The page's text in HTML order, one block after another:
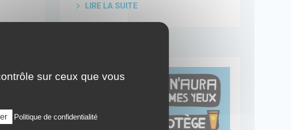
LIRE LA SUITE
sur ceux que vous
Politique de confidentialité